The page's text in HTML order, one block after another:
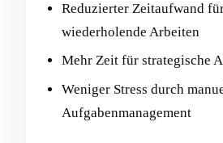
Reduzierter Zeitaufwand
wiederholende Arbeiten
Mehr Zeit für strategische
Weniger Stress durch
Aufgabenmanagement